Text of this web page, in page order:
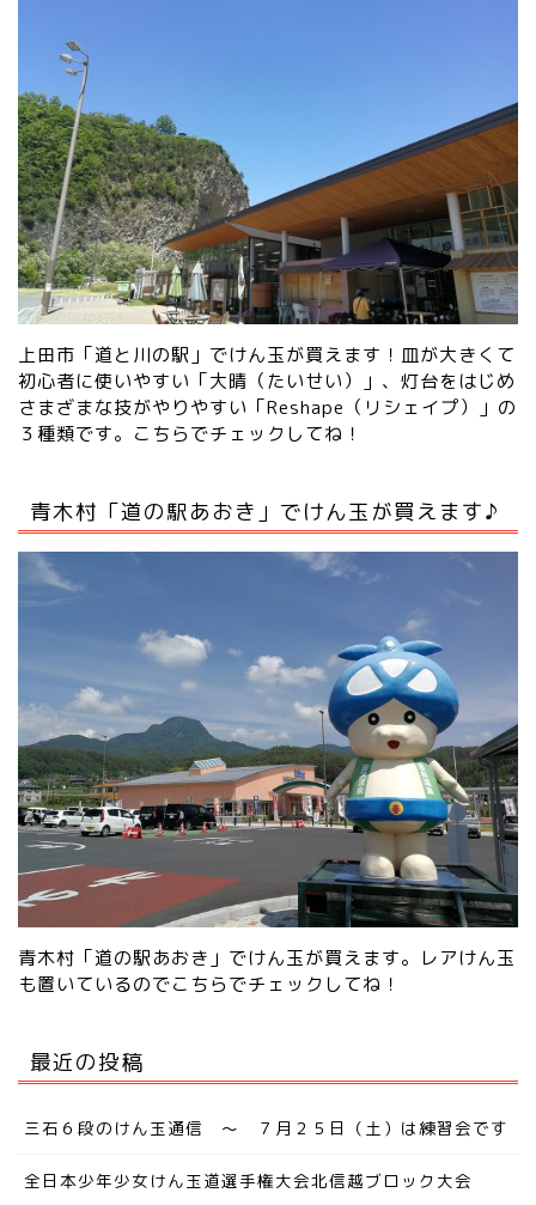
上田市「道と川の駅」でけん玉が買えます！皿が大きくて
初心者に使いやすい「大晴（たいせい）」、灯台をはじめ
さまざまな技がやりやすい「Reshape（リシェイプ）」の
３種類です。 こちらでチェックしてね！
青木村「道の駅あおき」でけん玉が買えます♪
青木村「道の駅あおき」でけん玉が買えます。レアけん玉
も置いているのでこちらでチェック してね！
最近の投稿
三石６段のけん玉通信 ～ ７月２５日（土）は練習会です
全日本少年少女けん玉道選手権大会北信越ブロック大会